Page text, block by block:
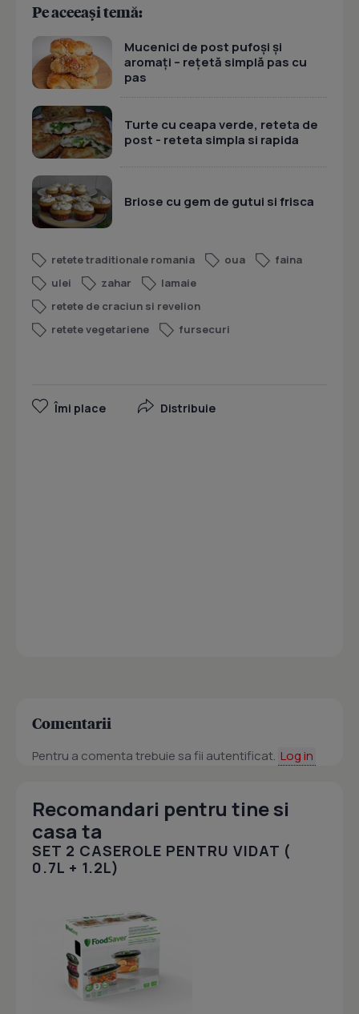
Pe aceeași temă:
Mucenici de post pufoși și
aromați – rețetă simplă pas cu
pas
Turte cu ceapa verde, reteta de
post - reteta simpla si rapida
Briose cu gem de gutui si frisca
retete traditionale romania oua
faina
ulei
zahar
lamaie
retete de craciun si revelion
retete vegetariene
fursecuri
Îmi place Distribuie
Comentarii
Pentru a comenta trebuie sa fii autentificat. Log in
Recomandari pentru tine si
casa ta
SET 2 CASEROLE PENTRU VIDAT (
0.7L + 1.2L)